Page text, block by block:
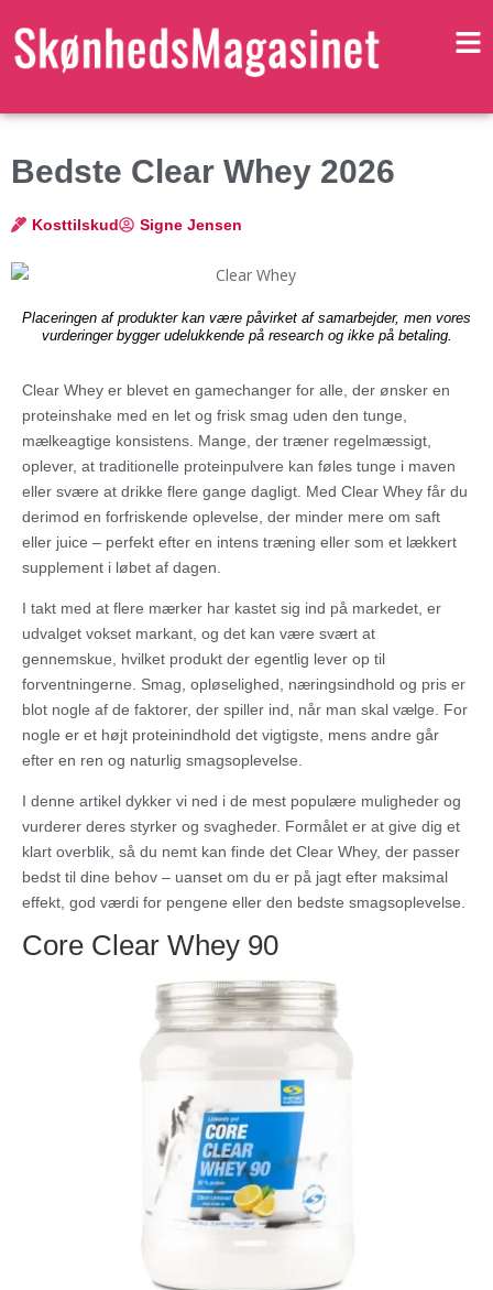
Bedste Clear Whey 2026
Kosttilskud Signe Jensen
Placeringen af produkter kan være påvirket af samarbejder, men vores
vurderinger bygger udelukkende på research og ikke på betaling.
Clear Whey er blevet en gamechanger for alle, der ønsker en
proteinshake med en let og frisk smag uden den tunge,
mælkeagtige konsistens. Mange, der træner regelmæssigt,
oplever, at traditionelle proteinpulvere kan føles tunge i maven
eller svære at drikke flere gange dagligt. Med Clear Whey får du
derimod en forfriskende oplevelse, der minder mere om saft
eller juice – perfekt efter en intens træning eller som et lækkert
supplement i løbet af dagen.
I takt med at flere mærker har kastet sig ind på markedet, er
udvalget vokset markant, og det kan være svært at
gennemskue, hvilket produkt der egentlig lever op til
forventningerne. Smag, opløselighed, næringsindhold og pris er
blot nogle af de faktorer, der spiller ind, når man skal vælge. For
nogle er et højt proteinindhold det vigtigste, mens andre går
efter en ren og naturlig smagsoplevelse.
I denne artikel dykker vi ned i de mest populære muligheder og
vurderer deres styrker og svagheder. Formålet er at give dig et
klart overblik, så du nemt kan finde det Clear Whey, der passer
bedst til dine behov – uanset om du er på jagt efter maksimal
effekt, god værdi for pengene eller den bedste smagsoplevelse.
Core Clear Whey 90